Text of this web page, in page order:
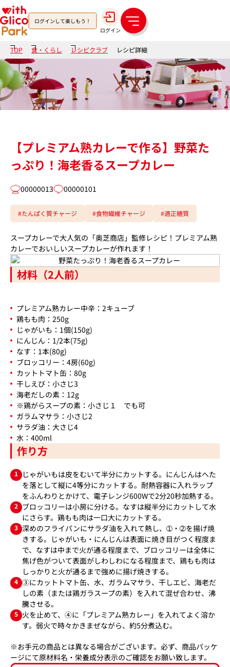
ログインして楽しもう！
ログイン
メ
ニ
ュ
ー
TOP 食・くらし レシピクラブ レシピ詳細
【プレミアム熟カレーで作る】野菜た
っぷり！海老香るスープカレー
00000013 00000101
#たんぱく質チャージ #食物繊維チャージ #適正糖質
スープカレーで大人気の「奥芝商店」監修レシピ！プレミアム熟
カレーでおいしいスープカレーが作れます！
材料（2人前）
プレミアム熟カレー中辛：2キューブ
鶏もも肉：250g
じゃがいも：1個(150g)
にんじん：1/2本(75g)
なす：1本(80g)
ブロッコリー：4房(60g)
カットトマト缶：80g
干しえび：小さじ3
海老だしの素：12g
※鶏がらスープの素：小さじ１ でも可
ガラムマサラ：小さじ2
サラダ油：大さじ4
水：400ml
作り方
1
じゃがいもは皮をむいて半分にカットする。にんじんはへた
を落として縦に4等分にカットする。耐熱容器に入れラップ
をふんわりとかけて、電子レンジ600Wで2分20秒加熱する。
2 ブロッコリーは小房に分ける。なすは縦半分にカットして水
にさらす。鶏もも肉は一口大にカットする。
3 深めのフライパンにサラダ油を入れて熱し、➀・➁を揚げ焼
きする。じゃがいも・にんじんは表面に焼き目がつく程度ま
で、なすは中まで火が通る程度まで、ブロッコリーは全体に
焦げ色がついて表面がしわしわになる程度まで、鶏もも肉は
しっかりと火が通るまで強めに揚げ焼きする。
4 ③にカットトマト缶、水、ガラムマサラ、干しエビ、海老だ
しの素（または鶏ガラスープの素）を入れて混ぜ合わせ、沸
騰させる。
5 火を止めて、④に「プレミアム熟カレー」を入れてよく溶か
す。弱火で時々かきまぜながら、約5分煮込む。
※お手元の商品とは異なる場合がございます。必ず、商品パッケ
ージにて原材料名・栄養成分表示のご確認をお願い致します。